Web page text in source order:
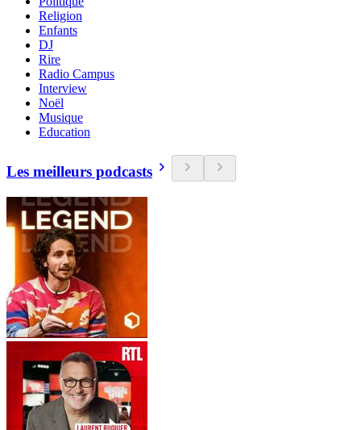
Religion
Enfants
DJ
Rire
Radio Campus
Interview
Noël
Musique
Education
Les meilleurs podcasts